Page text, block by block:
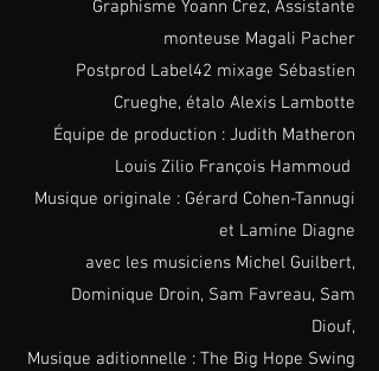
Graphisme Yoann Crez, Assistante
monteuse Magali Pacher
Postprod Label42 mixage Sébastien
Crueghe, étalo Alexis Lambotte
Équipe de production : Judith Matheron
Louis Zilio François Hammoud
Musique originale : Gérard Cohen-Tannugi
et Lamine Diagne
avec les musiciens Michel Guilbert,
Dominique Droin, Sam Favreau, Sam
Diouf,
Musique aditionnelle : The Big Hope Swing